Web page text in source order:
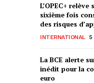
L’OPEC+
sixième fois
des risques
INTERNATIONAL 5
La BCE alerte
inédit pour la
euro